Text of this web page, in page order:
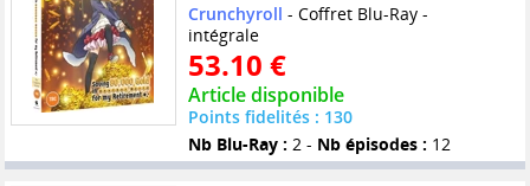
Crunchyroll - Coffret Blu-Ray -
intégrale
53.10 €
Article disponible
Points fidelités : 130
Nb Blu-Ray : 2 - Nb épisodes : 12